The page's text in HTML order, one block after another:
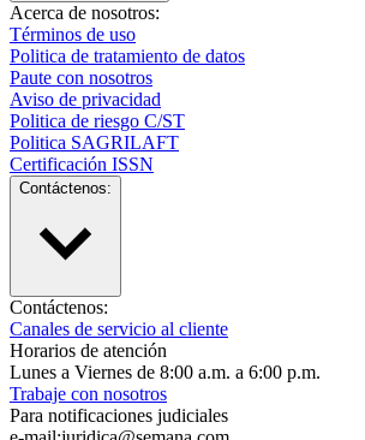
Acerca de nosotros:
Términos de uso
Politica de tratamiento de datos
Paute con nosotros
Aviso de privacidad
Politica de riesgo C/ST
Politica SAGRILAFT
Certificación ISSN
Contáctenos:
Contáctenos:
Canales de servicio al cliente
Horarios de atención
Lunes a Viernes de 8:00 a.m. a 6:00 p.m.
Trabaje con nosotros
Para notificaciones judiciales